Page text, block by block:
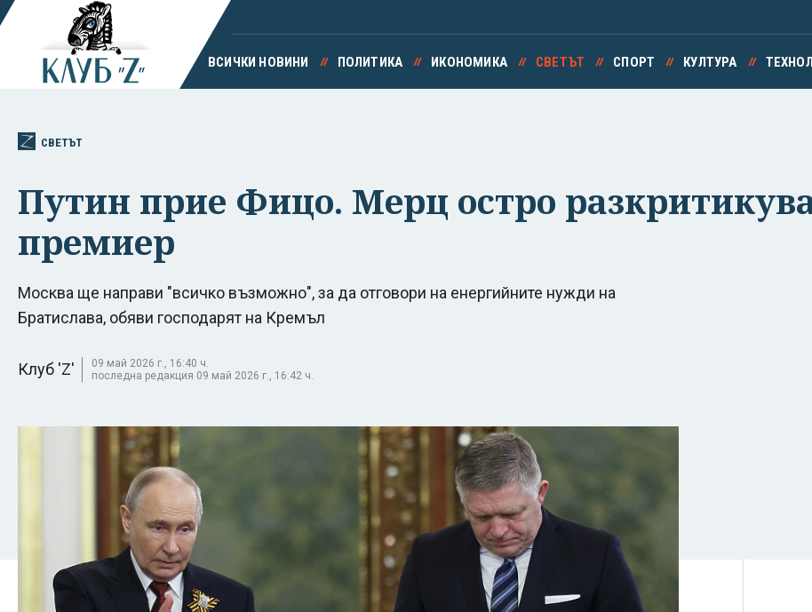
ВСИЧКИ НОВИНИ ПОЛИТИКА ИКОНОМИКА СВЕТЪТ СПОРТ КУЛТУРА
СВЕТЪТ
Путин прие Фицо. Мерц остро
премиер
Москва ще направи "всичко възможно", за да отговори на енергийните нужди на
Братислава, обяви господарят на Кремъл
Клуб 'Z'
09 май 2026 г., 16:40 ч.
последна редакция 09 май 2026 г., 16:42 ч.